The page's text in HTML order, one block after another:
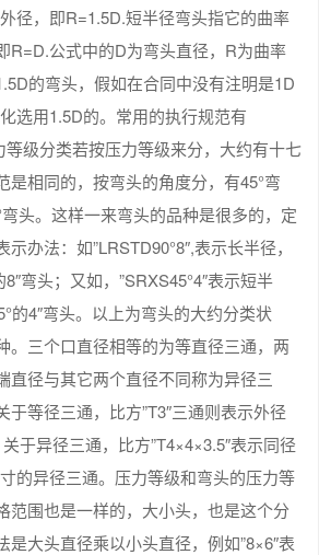
径，即R=1.5D.短半径弯头指它的曲率
R=D.公式中的D为弯头直径，R为曲率
的弯头，假如在合同中没有注明是1D
选用1.5D的。常用的执行规范有
等级分类若按压力等级来分，大约有十七
是相同的，按弯头的角度分，有45°弯
头。这样一来弯头的品种是很多的，定
办法：如”LRSTD90°8″,表示长半径，
弯头；又如，”SRXS45°4″表示短半
的4″弯头。以上为弯头的大约分类状
。三个口直径相等的为等直径三通，两
直径与其它两个直径不同称为异径三
于等径三通，比方”T3″三通则表示外径
于异径三通，比方”T4×4×3.5″表示同径
的异径三通。压力等级和弯头的压力等
范围也是一样的，大小头，也是这个分
是大头直径乘以小头直径，例如”8×6″表